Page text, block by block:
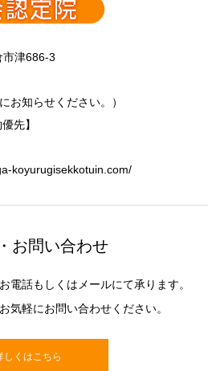
津686-3
お知らせください。）
先】
koyurugisekkotuin.com/
お問い合わせ
電話もしくはメールにて承ります。
気軽にお問い合わせください。
しくはこちら